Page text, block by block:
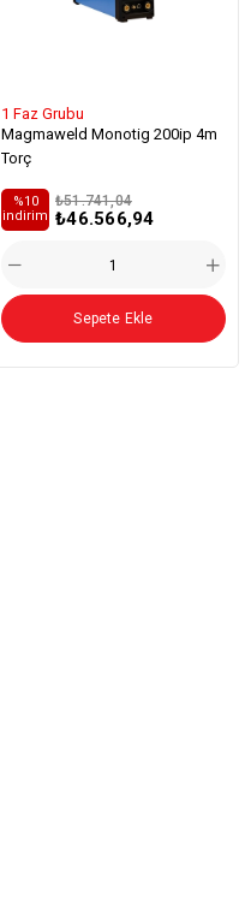
1 Faz Grubu
Magmaweld Monotig 200ip 4m
Torç
₺46.566,94
₺51.741,04
%10
i̇ndirim
Sepete Ekle